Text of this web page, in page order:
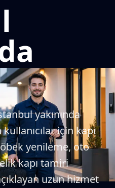
yakınında
için kapı
yenileme, oto
kapı tamiri
uzun hizmet